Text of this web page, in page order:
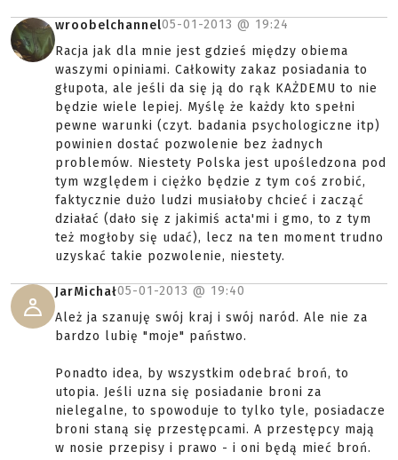
wroobelchannel05-01-2013 @ 19:24
Racja jak dla mnie jest gdzieś między obiema
waszymi opiniami. Całkowity zakaz posiadania to
głupota, ale jeśli da się ją do rąk KAŻDEMU to nie
będzie wiele lepiej. Myślę że każdy kto spełni
pewne warunki (czyt. badania psychologiczne itp)
powinien dostać pozwolenie bez żadnych
problemów. Niestety Polska jest upośledzona pod
tym względem i ciężko będzie z tym coś zrobić,
faktycznie dużo ludzi musiałoby chcieć i zacząć
działać (dało się z jakimiś acta'mi i gmo, to z tym
też mogłoby się udać), lecz na ten moment trudno
uzyskać takie pozwolenie, niestety.
JarMichał05-01-2013 @ 19:40
Ależ ja szanuję swój kraj i swój naród. Ale nie za
bardzo lubię "moje" państwo.
Ponadto idea, by wszystkim odebrać broń, to
utopia. Jeśli uzna się posiadanie broni za
nielegalne, to spowoduje to tylko tyle, posiadacze
broni staną się przestępcami. A przestępcy mają
w nosie przepisy i prawo - i oni będą mieć broń.